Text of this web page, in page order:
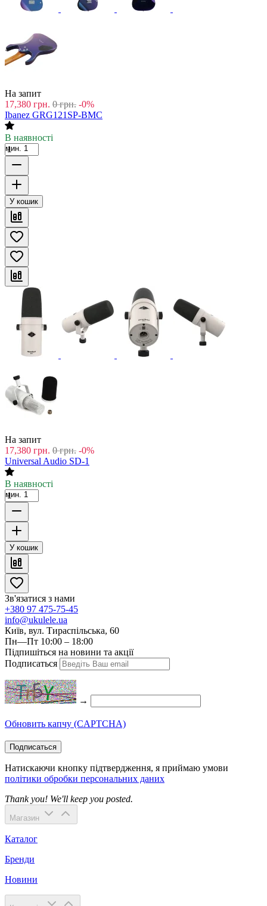
На запит
17,380 грн. 0 грн. -0%
Ibanez GRG121SP-BMC
В наявності
мин. 1
У кошик
На запит
17,380 грн. 0 грн. -0%
Universal Audio SD-1
В наявності
мин. 1
У кошик
Зв'язатися з нами
+380 97 475-75-45
info@ukulele.ua
Київ, вул. Тираспільська, 60
Пн—Пт 10:00 – 18:00
Підпишіться на новини та акції
Подписаться
→
Обновить капчу (CAPTCHA)
Подписаться
Натискаючи кнопку підтвердження, я приймаю умови
політики обробки персональних даних
Thank you! We'll keep you posted.
Магазин
Каталог
Бренди
Новини